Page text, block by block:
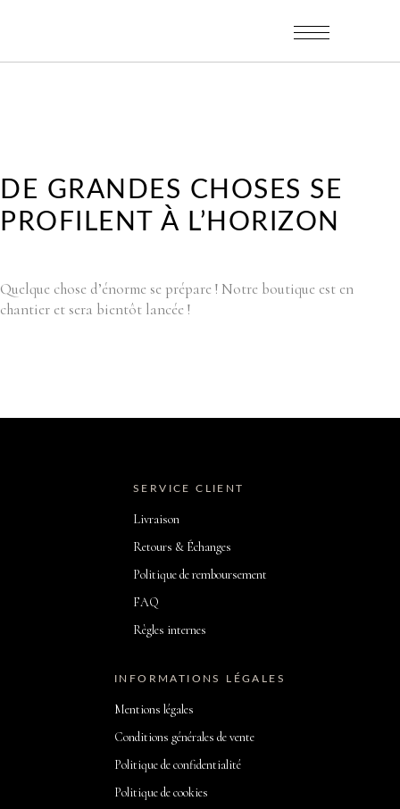
DE GRANDES CHOSES SE
PROFILENT À L’HORIZON
Quelque chose d’énorme se prépare ! Notre boutique est en
chantier et sera bientôt lancée !
SERVICE CLIENT
Livraison
Retours & Échanges
Politique de remboursement
FAQ
Règles internes
INFORMATIONS LÉGALES
Mentions légales
Conditions générales de vente
Politique de confidentialité
Politique de cookies